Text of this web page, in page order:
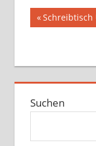
Vorheriger
Beitrag:
Schreibtisch
Suchen